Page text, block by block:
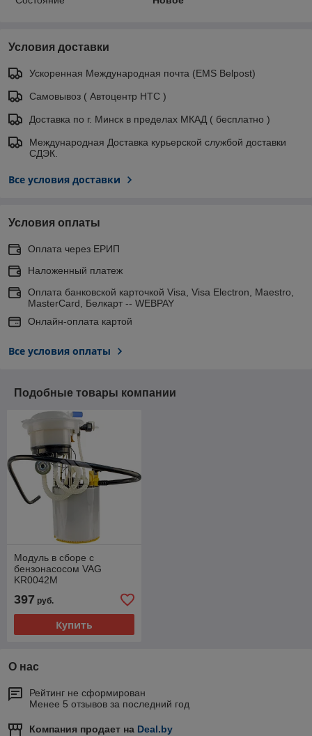
Условия доставки
Ускоренная Международная почта (EMS Belpost)
Самовывоз ( Автоцентр НТС )
Доставка по г. Минск в пределах МКАД ( бесплатно )
Международная Доставка курьерской службой доставки
СДЭК.
Все условия доставки
Условия оплаты
Оплата через ЕРИП
Наложенный платеж
Оплата банковской карточкой Visa, Visa Electron, Maestro,
MasterCard, Белкарт -- WEBPAY
Онлайн-оплата картой
Все условия оплаты
Подобные товары компании
Модуль в сборе с
бензонасосом VAG
KR0042M
397 руб.
Купить
О нас
Рейтинг не сформирован
Менее 5 отзывов за последний год
Компания продает на Deal.by